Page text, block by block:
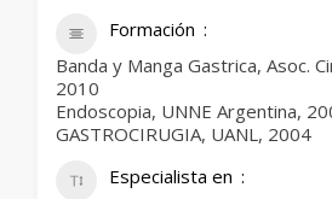
Formación
Banda y Manga Gastrica, Asoc.
2010
Endoscopia, UNNE Argentina,
GASTROCIRUGIA, UANL, 2004
Especialista en